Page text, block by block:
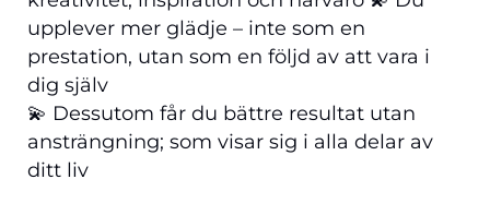
upplever mer glädje – inte som en
prestation, utan som en följd av att vara i
dig själv
💫 Dessutom får du bättre resultat utan
ansträngning; som visar sig i alla delar av
ditt liv